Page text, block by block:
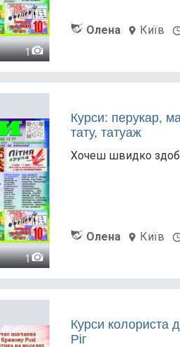
1
Олена Київ
1
Курси: перукар,
тату, татуаж
Хочеш швидко
Олена Київ
Курси колориста
Ріг